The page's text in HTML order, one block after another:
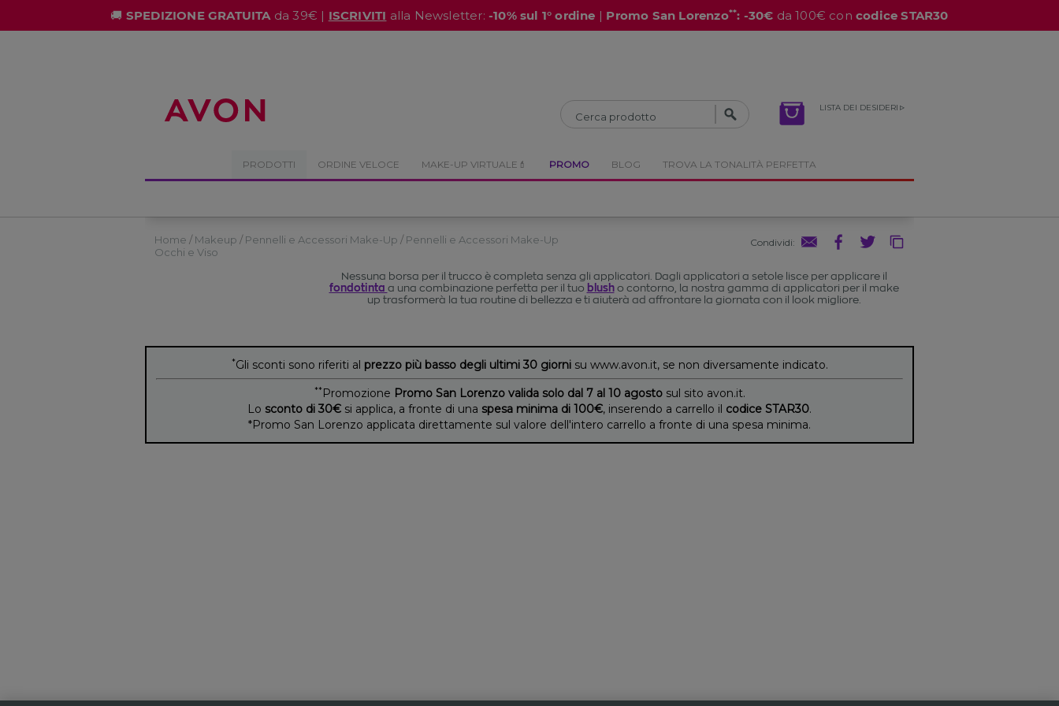
🚚 SPEDIZIONE GRATUITAda 39€ | ISCRIVITI alla Newsletter:-10% sul 1° ordine | Promo San Lorenzo**: -30€ da 100€ con codice STAR30
LISTA DEI DESIDERI
PRODOTTI ORDINE VELOCE MAKE-UP VIRTUALE💄 PROMO BLOG TROVA LA TONALITÀ PERFETTA
Home Makeup Pennelli e Accessori Make-Up
Pennelli e Accessori Make-Up
Occhi e Viso
Condividi:
Nessuna borsa per il trucco è completa senza gli applicatori. Dagli applicatori a setole lisce per applicare il
fondotinta a una combinazione perfetta per il tuo blusho contorno, la nostra gamma di applicatori per il make
up trasformerà la tua routine di bellezza e ti aiuterà ad affrontare la giornata con il look migliore.
*Gli sconti sono riferiti al prezzo più basso degli ultimi 30 giornisu www.avon.it, se non diversamente indicato.
** Promozione Promo San Lorenzo valida solo dal 7 al 10 agostosul sito avon.it.
Lo sconto di 30€ si applica, a fronte di una spesa minima di 100€, inserendo a carrello il codice STAR30.
*Promo San Lorenzo applicata direttamente sul valore dell'intero carrello a fronte di una spesa minima.
CHIUDI CHIUDI